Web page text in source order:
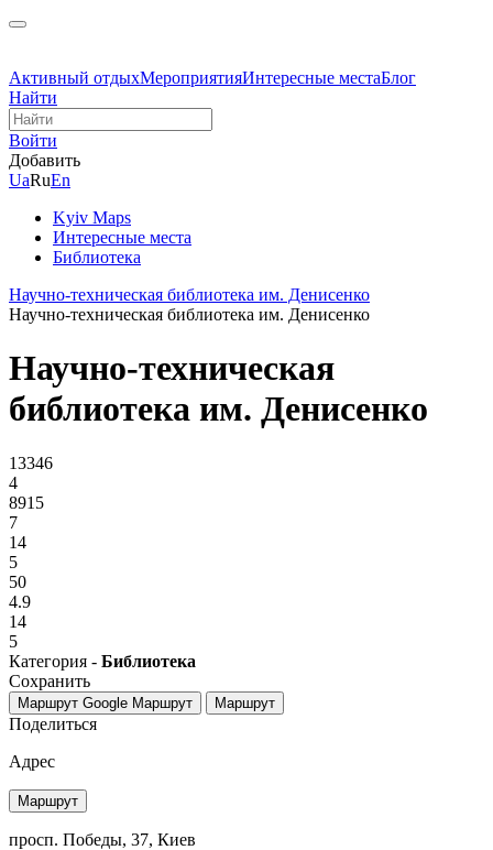
Активный отдыхМероприятияИнтересные местаБлог
Найти
Войти
Добавить
UaRuEn
Kyiv Maps
Интересные места
Библиотека
Научно-техническая библиотека им. Денисенко
Научно-техническая библиотека им. Денисенко
Научно-техническая
библиотека им. Денисенко
13346
4
8915
7
14
5
50
4.9
14
5
Категория - Библиотека
Сохранить
Маршрут Google Маршрут Маршрут
Поделиться
Адрес
Маршрут
просп. Победы, 37, Киев